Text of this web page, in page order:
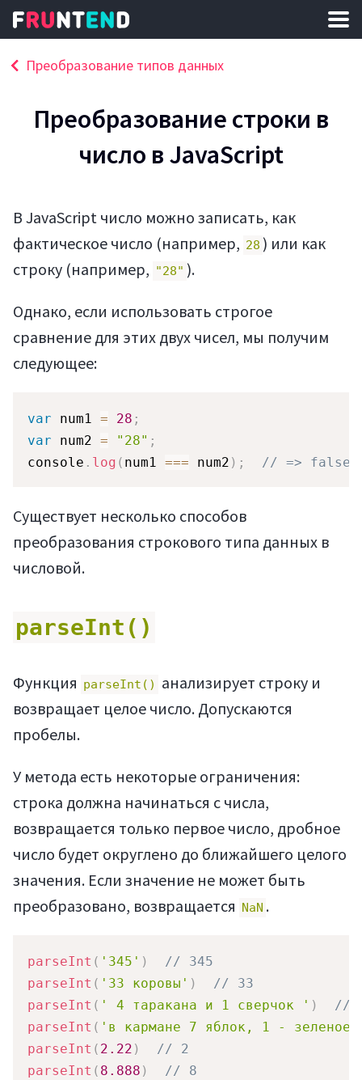
Преобразование типов данных
Преобразование строки в
число в JavaScript
В JavaScript число можно записать, как
фактическое число (например, 28 ) или как
строку (например, "28" ).
Однако, если использовать строгое
сравнение для этих двух чисел, мы получим
следующее:
var num1 = 28 ;
var num2 = "28" ;
console . log ( num1 === num2 ) ; // => false
Существует несколько способов
преобразования строкового типа данных в
числовой.
parseInt()
Функция parseInt()
анализирует строку и
возвращает целое число. Допускаются
пробелы.
У метода есть некоторые ограничения:
строка должна начинаться с числа,
возвращается только первое число, дробное
число будет округлено до ближайшего целого
значения. Если значение не может быть
преобразовано, возвращается NaN .
parseInt ( '345' )
// 345
parseInt ( '33 коровы' )
// 33
parseInt ( ' 4 таракана и 1 сверчок ' )
//
parseInt ( 'в кармане 7 яблок, 1 - зеленое'
parseInt ( 2.22 )
// 2
parseInt ( 8.888 )
// 8